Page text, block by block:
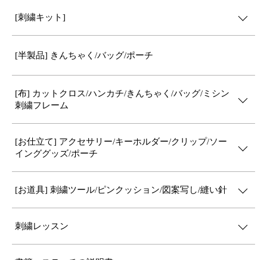
[刺繍キット]
[半製品] きんちゃく/バッグ/ポーチ
[布] カットクロス/ハンカチ/きんちゃく/バッグ/ミシン
刺繍フレーム
[お仕立て] アクセサリー/キーホルダー/クリップ/ソー
インググッズ/ポーチ
[お道具] 刺繍ツール/ピンクッション/図案写し/縫い針
刺繍レッスン